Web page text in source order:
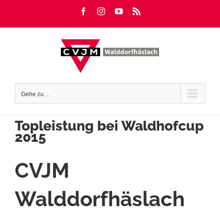
FacebookInstagramYouTube
Gehe zu ...
Topleistung bei Waldhofcup
2015
CVJM
Walddorfhäslach